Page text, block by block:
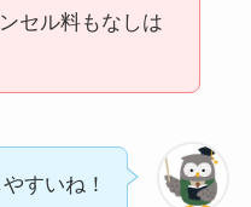
ニューZの解約まと
時の裏ワザ
約できない？バロ
ーを電話から解約
セル料もなしは
すいね！